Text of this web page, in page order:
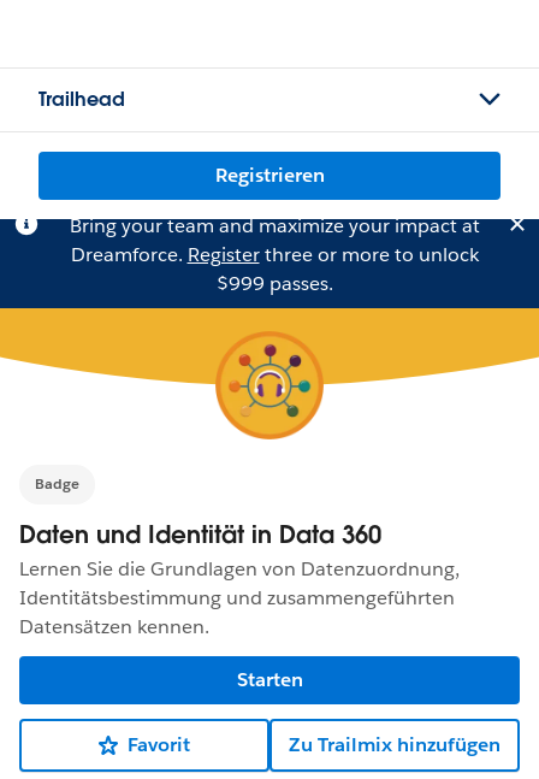
Trailhead
Registrieren
Bring your team and maximize your impact at
Dreamforce. Registerthree or more to unlock
$999 passes.
Badge
Daten und Identität in Data 360
Lernen Sie die Grundlagen von Datenzuordnung,
Identitätsbestimmung und zusammengeführten
Datensätzen kennen.
Starten
Favorit Zu Trailmix hinzufügen